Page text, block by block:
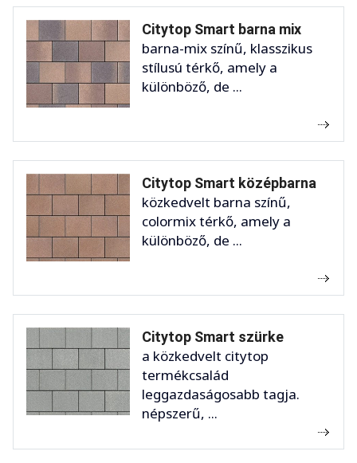
Citytop Smart barna mix
barna-mix színű, klasszikus
stílusú térkő, amely a
különböző, de ...
Citytop Smart középbarna
közkedvelt barna színű,
colormix térkő, amely a
különböző, de ...
Citytop Smart szürke
a közkedvelt citytop
termékcsalád
leggazdaságosabb tagja.
népszerű, ...